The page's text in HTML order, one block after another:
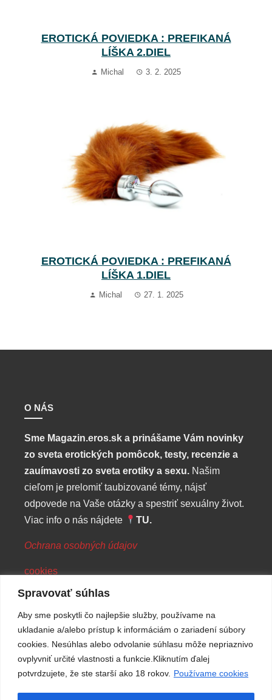
Spravovať súhlas
Aby sme poskytli čo najlepšie služby, používame na
ukladanie a/alebo prístup k informáciám o zariadení súbory
cookies. Nesúhlas alebo odvolanie súhlasu môže nepriaznivo
ovplyvniť určité vlastnosti a funkcie.Kliknutím ďalej
potvrdzujete, že ste starší ako 18 rokov. Používame cookies
EROTICKÁ POVIEDKA : PREFIKANÁ
LÍŠKA 2.DIEL
Michal 3. 2. 2025
EROTICKÁ POVIEDKA : PREFIKANÁ
LÍŠKA 1.DIEL
Michal 27. 1. 2025
O NÁS
Sme Magazin.eros.sk a prinášame Vám novinky
zo sveta erotických pomôcok, testy, recenzie a
zauímavosti zo sveta erotiky a sexu. Našim
cieľom je prelomiť taubizované témy, nájsť
odpovede na Vaše otázky a spestriť sexuálny život.
Viac info o nás nájdete
TU.
Ochrana osobných údajov
cookies
VIBRÁTORY
>>
MASTURBÁTORY
>>ANÁLNE POMÔCKY